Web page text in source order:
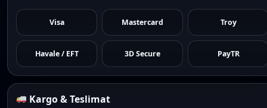
Visa Mastercard Troy
Havale / EFT 3D Secure PayTR
Kargo & Teslimat